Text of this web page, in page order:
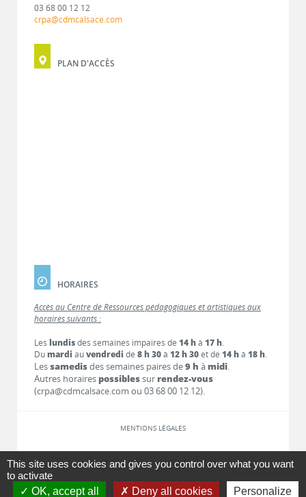
03 68 00 12 12
crpa@cdmcalsace.com
PLAN D'ACCÈS
HORAIRES
Accès au Centre de Ressources pédagogiques et artistiques aux
horaires suivants :
Les lundisdes semaines impaires de 14 hà 17 h.
Dumardi auvendredi de 8 h 30à 12 h 30et de 14 hà 18 h.
Lessamedisdes semaines paires de9 h à midi.
Autres horaires possiblessur rendez-vous
(crpa@cdmcalsace.com ou 03 68 00 12 12).
MENTIONS LÉGALES
LIENS
CONTACT
This site uses cookies and gives you control over what you want
to activate
OK, accept all
Deny all cookies Personalize